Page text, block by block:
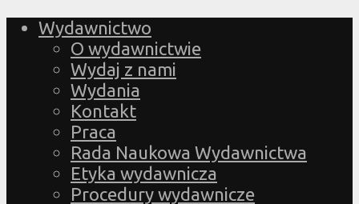
Wydawnictwo
O wydawnictwie
Wydaj z nami
Wydania
Kontakt
Praca
Rada Naukowa Wydawnictwa
Etyka wydawnicza
Procedury wydawnicze